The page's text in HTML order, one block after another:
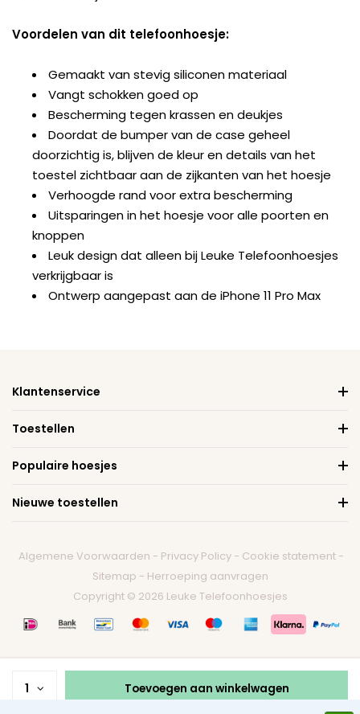
Voordelen van dit telefoonhoesje:
Gemaakt van stevig siliconen materiaal
Vangt schokken goed op
Bescherming tegen krassen en deukjes
Doordat de bumper van de case geheel
doorzichtig is, blijven de kleur en details van het
toestel zichtbaar aan de zijkanten van het hoesje
Verhoogde rand voor extra bescherming
Uitsparingen in het hoesje voor alle poorten en
knoppen
Leuk design dat alleen bij Leuke Telefoonhoesjes
verkrijgbaar is
Ontwerp aangepast aan de iPhone 11 Pro Max
Klantenservice
Toestellen
Populaire hoesjes
Nieuwe toestellen
Algemene Voorwaarden - Privacy Policy - Cookie statement -
Sitemap - Herroeping aanvragen
Copyright © 2026 Leuke Telefoonhoesjes
1 Toevoegen aan winkelwagen